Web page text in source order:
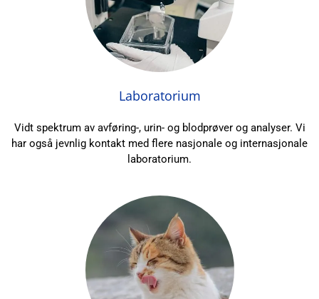
Laboratorium
Vidt spektrum av avføring-, urin- og blodprøver og analyser. Vi
har også jevnlig kontakt med flere nasjonale og internasjonale
laboratorium.